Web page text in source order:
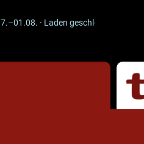
· Laden geschlossen · Versand